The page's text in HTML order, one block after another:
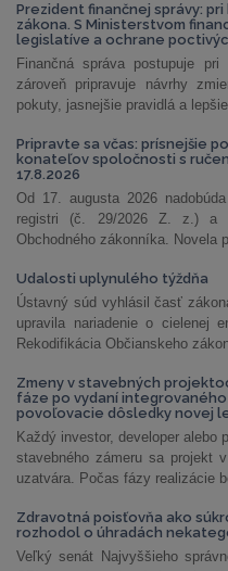
Prezident finančnej správy:
zákona. S Ministerstvom
legislatíve a ochrane
Finančná správa postupuje
zároveň pripravuje návrhy
pokuty, jasnejšie pravidlá a
Pripravte sa včas: prísnejšie
konateľov spoločnosti s
17.8.2026
Od 17. augusta 2026
registri (č. 29/2026 Z. z.) a
Obchodného zákonníka. Novela
Udalosti uplynulého týždňa
Ústavný súd vyhlásil časť
upravila nariadenie o cielenej
Rekodifikácia Občianskeho
Zmeny v stavebných
fáze po vydaní
povoľovacie dôsledky novej
Každý investor, developer alebo
stavebného zámeru sa projekt
uzatvára. Počas fázy realizácie
Zdravotná poisťovňa ako
rozhodol o úhradách
Veľký senát Najvyššieho